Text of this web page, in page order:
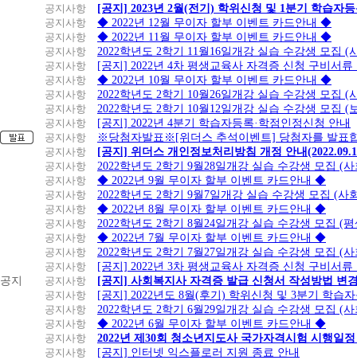
공지사항
[공지] 2023년 2월(전기) 학위신청 및 1분기 학습자
공지사항
◆ 2022년 12월 무이자 할부 이벤트 카드안내 ◆
공지사항
◆ 2022년 11월 무이자 할부 이벤트 카드안내 ◆
공지사항
2022학년도 2학기 11월16일개강 실습 수강생 모집
공지사항
[공지] 2022년 4차 평생교육사 자격증 신청 구비서류
공지사항
◆ 2022년 10월 무이자 할부 이벤트 카드안내 ◆
공지사항
2022학년도 2학기 10월26일개강 실습 수강생 모집 (
공지사항
2022학년도 2학기 10월12일개강 실습 수강생 모집 (
공지사항
[공지] 2022년 4분기 학습자등록·학점인정신청 안내
공지사항
※당첨자발표※[위더스 추석이벤트] 당첨자를 발표
공지사항
[공지] 위더스 개인정보처리방침 개정 안내
공지사항
2022학년도 2학기 9월28일개강 실습 수강생 모집 (
공지사항
◆ 2022년 9월 무이자 할부 이벤트 카드안내 ◆
공지사항
2022학년도 2학기 9월7일개강 실습 수강생 모집 (사
공지사항
◆ 2022년 8월 무이자 할부 이벤트 카드안내 ◆
공지사항
2022학년도 2학기 8월24일개강 실습 수강생 모집 (
공지사항
◆ 2022년 7월 무이자 할부 이벤트 카드안내 ◆
공지사항
2022학년도 2학기 7월27일개강 실습 수강생 모집 (
공지사항
[공지] 2022년 3차 평생교육사 자격증 신청 구비서류
공지
공지사항
[공지] 사회복지사 자격증 발급 신청서 작성방법 변
공지사항
[공지] 2022년도 8월(후기) 학위신청 및 3분기 학습
공지사항
2022학년도 2학기 6월29일개강 실습 수강생 모집 (
공지사항
◆ 2022년 6월 무이자 할부 이벤트 카드안내 ◆
공지사항
2022년 제30회 청소년지도사 국가자격시험 시행일
공지사항
[공지] 인터넷 익스플로러 지원 종료 안내